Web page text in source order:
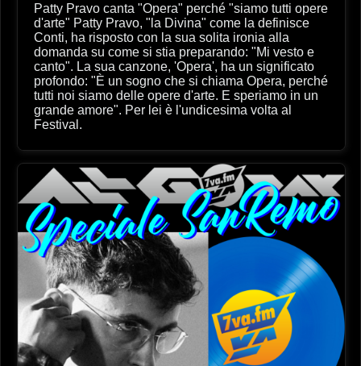
Patty Pravo canta "Opera" perché "siamo tutti opere
d'arte" Patty Pravo, "la Divina" come la definisce
Conti, ha risposto con la sua solita ironia alla
domanda su come si stia preparando: "Mi vesto e
canto". La sua canzone, 'Opera', ha un significato
profondo: "È un sogno che si chiama Opera, perché
tutti noi siamo delle opere d'arte. E speriamo in un
grande amore". Per lei è l'undicesima volta al
Festival.